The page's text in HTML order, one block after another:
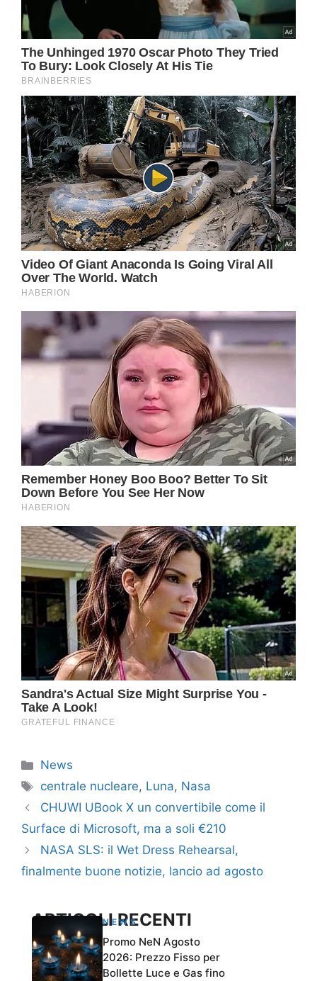
Categorie
News
Tag
centrale nucleare, Luna, Nasa
CHUWI UBook X un convertibile come il
Surface di Microsoft, ma a soli €210
NASA SLS: il Wet Dress Rehearsal,
finalmente buone notizie, lancio ad agosto
ARTICOLI RECENTI
NEWS
Promo NeN Agosto
2026: Prezzo Fisso per
Bollette Luce e Gas fino